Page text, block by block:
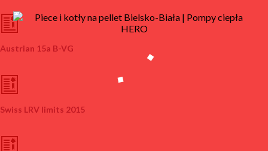
Austrian 15a B-VG
Swiss LRV limits 2015